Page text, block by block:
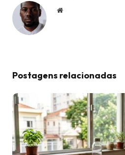
Website
Postagens relacionadas